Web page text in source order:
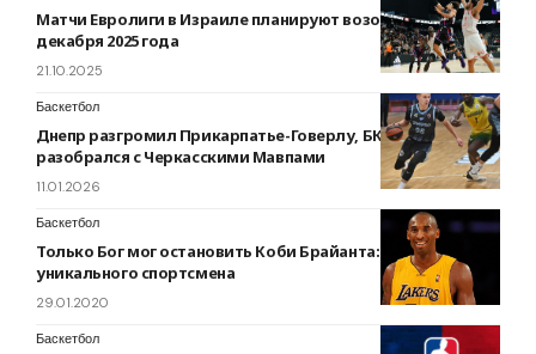
Матчи Евролиги в Израиле планируют возобновить 1
декабря 2025 года
21.10.2025
Баскетбол
Днепр разгромил Прикарпатье-Говерлу, БК Ровно
разобрался с Черкасскими Мавпами
11.01.2026
Баскетбол
Только Бог мог остановить Коби Брайанта: история
уникального спортсмена
29.01.2020
Баскетбол